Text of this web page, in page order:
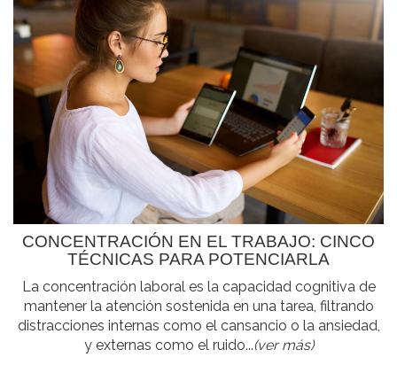
CONCENTRACIÓN EN EL TRABAJO: CINCO
TÉCNICAS PARA POTENCIARLA
La concentración laboral es la capacidad cognitiva de
mantener la atención sostenida en una tarea, filtrando
distracciones internas como el cansancio o la ansiedad,
y externas como el ruido...(ver más)